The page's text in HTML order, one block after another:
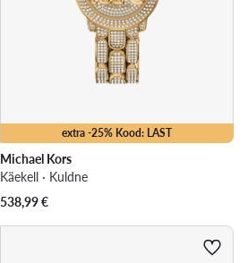
extra -25% Kood: LAST
Michael Kors
Käekell · Kuldne
538,99€